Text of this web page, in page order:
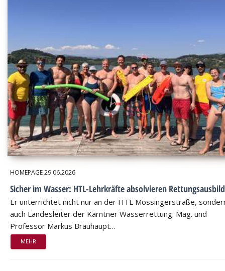
HOMEPAGE29.06.2026
Sicher im Wasser: HTL-Lehrkräfte absolvieren
Er unterrichtet nicht nur an der HTL Mössingerstraße,
auch Landesleiter der Kärntner Wasserrettung: Mag. und
Professor Markus Bräuhaupt…
MEHR